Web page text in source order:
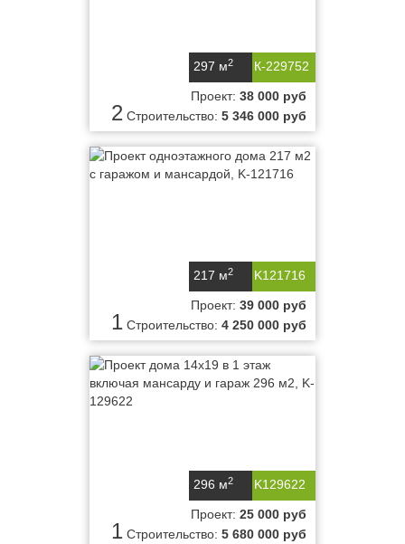
К-229752
297 м2
2
Проект: 38 000 руб
Строительство: 5 346 000 руб
K121716
217 м2
1
Проект: 39 000 руб
Строительство: 4 250 000 руб
K129622
296 м2
1
Проект: 25 000 руб
Строительство: 5 680 000 руб